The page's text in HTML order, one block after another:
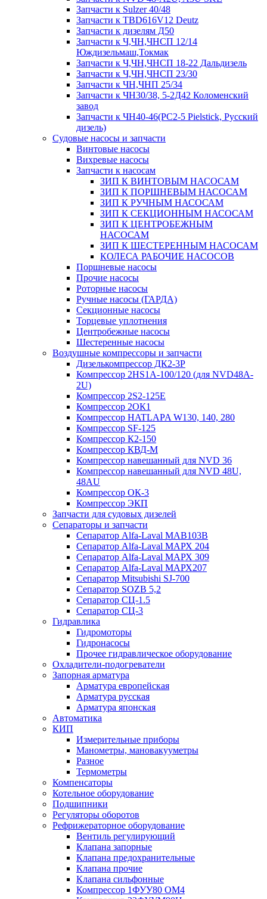
Запчасти к Sulzer 40/48
Запчасти к TBD616V12 Deutz
Запчасти к дизелям Д50
Запчасти к Ч,ЧН,ЧНСП 12/14
Юждизельмаш,Токмак
Запчасти к Ч,ЧН,ЧНСП 18-22 Дальдизель
Запчасти к Ч,ЧН,ЧНСП 23/30
Запчасти к ЧН,ЧНП 25/34
Запчасти к ЧН30/38, 5-2Д42 Коломенский
завод
Запчасти к ЧН40-46(PC2-5 Pielstick, Русский
дизель)
Судовые насосы и запчасти
Винтовые насосы
Вихревые насосы
Запчасти к насосам
ЗИП К ВИНТОВЫМ НАСОСАМ
ЗИП К ПОРШНЕВЫМ НАСОСАМ
ЗИП К РУЧНЫМ НАСОСАМ
ЗИП К СЕКЦИОННЫМ НАСОСАМ
ЗИП К ЦЕНТРОБЕЖНЫМ
НАСОСАМ
ЗИП К ШЕСТЕРЕННЫМ НАСОСАМ
КОЛЕСА РАБОЧИЕ НАСОСОВ
Поршневые насосы
Прочие насосы
Роторные насосы
Ручные насосы (ГАРДА)
Секционные насосы
Торцевые уплотнения
Центробежные насосы
Шестеренные насосы
Воздушные компрессоры и запчасти
Дизелькомпрессор ДК2-3Р
Компрессор 2HS1A-100/120 (для NVD48A-
2U)
Компрессор 2S2-125Е
Компрессор 2ОК1
Компрессор HATLAPA W130, 140, 280
Компрессор SF-125
Компрессор К2-150
Компрессор КВД-М
Компрессор навешанный для NVD 36
Компрессор навешанный для NVD 48U,
48AU
Компрессор ОК-3
Компрессор ЭКП
Запчасти для судовых дизелей
Сепараторы и запчасти
Сепаратор Alfa-Laval МАВ103В
Сепаратор Alfa-Laval МАРХ 204
Сепаратор Alfa-Laval МАРХ 309
Сепаратор Alfa-Laval МАРХ207
Сепаратор Mitsubishi SJ-700
Сепаратор SOZB 5,2
Сепаратор СЦ-1.5
Сепаратор СЦ-3
Гидравлика
Гидромоторы
Гидронасосы
Прочее гидравлическое оборудование
Охладители-подогреватели
Запорная арматура
Арматура европейская
Арматура русская
Арматура японская
Автоматика
КИП
Измерительные приборы
Манометры, мановакууметры
Разное
Термометры
Компенсаторы
Котельное оборудование
Подшипники
Регуляторы оборотов
Рефрижераторное оборудование
Вентиль регулирующий
Клапана запорные
Клапана предохранительные
Клапана прочие
Клапана сильфонные
Компрессор 1ФУУ80 ОМ4